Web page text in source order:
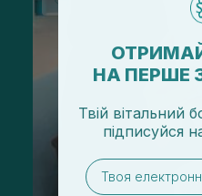
НА ПЕРШЕ
Твій вітальний
підписуйся
email